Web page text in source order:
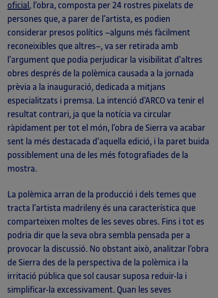
oficial , l’obra, composta per 24 rostres pixelats de
persones que, a parer de l’artista, es podien
considerar presos polítics –alguns més fàcilment
reconeixibles que altres–, va ser retirada amb
l’argument que podia perjudicar la visibilitat d’altres
obres després de la polèmica causada a la jornada
prèvia a la inauguració, dedicada a mitjans
especialitzats i premsa. La intenció d’ARCO va tenir el
resultat contrari, ja que la notícia va circular
ràpidament per tot el món, l’obra de Sierra va acabar
sent la més destacada d’aquella edició, i la paret buida
possiblement una de les més fotografiades de la
mostra.
La polèmica arran de la producció i dels temes que
tracta l’artista madrileny és una característica que
comparteixen moltes de les seves obres. Fins i tot es
podria dir que la seva obra sembla pensada per a
provocar la discussió. No obstant això, analitzar l’obra
de Sierra des de la perspectiva de la polèmica i la
irritació pública que sol causar suposa reduir-la i
simplificar-la excessivament. Quan les seves